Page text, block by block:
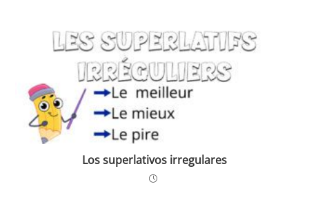
Los superlativos irregulares